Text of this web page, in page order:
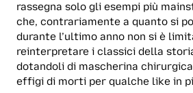
rassegna solo gli esempi più
che, contrariamente a quanto si
durante l’ultimo anno non si è
reinterpretare i classici della
dotandoli di mascherina
effigi di morti per qualche like in